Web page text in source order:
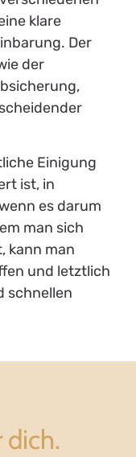
klare
Der
der
Einigung
ist, in
es darum
man sich
kann man
und letztlich
schnellen
dich.